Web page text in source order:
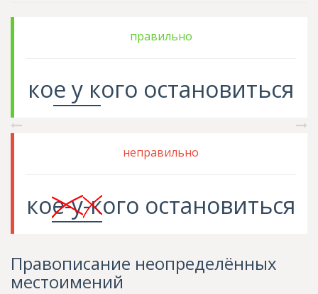
правильно
кое у кого остановиться
неправильно
кое-у-кого остановиться
Правописание неопределённых
местоимений